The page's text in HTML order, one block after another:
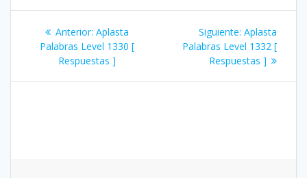
Navegación
entradas
Anterior: Entrada
anterior:
Aplasta
Palabras Level 1330 [
Respuestas ]
Siguiente: Siguiente
entrada:
Aplasta
Palabras Level 1332 [
Respuestas ]